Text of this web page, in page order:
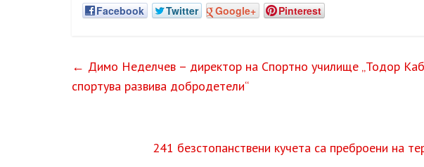
Facebook Twitter Google+ Pinterest
← Димо Неделчев – директор на Спортно училище „Тодор
спортува развива добродетели“
241 безстопанствени кучета са преброени на